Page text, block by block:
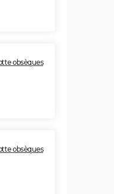
obsèques
obsèques